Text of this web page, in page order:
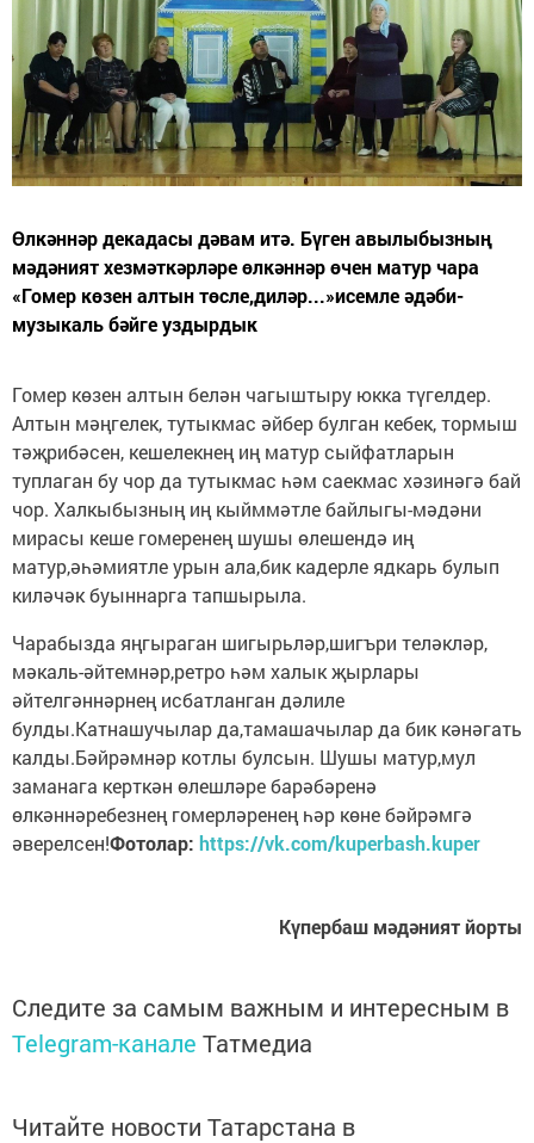
Өлкәннәр декадасы дәвам итә. Бүген авылыбызның
мәдәният хезмәткәрләре өлкәннәр өчен матур чара
«Гомер көзен алтын төсле,диләр...»исемле әдәби-
музыкаль бәйге уздырдык
Гомер көзен алтын белән чагыштыру юкка түгелдер.
Алтын мәңгелек, тутыкмас әйбер булган кебек, тормыш
тәҗрибәсен, кешелекнең иң матур сыйфатларын
туплаган бу чор да тутыкмас һәм саекмас хәзинәгә бай
чор. Халкыбызның иң кыйммәтле байлыгы-мәдәни
мирасы кеше гомеренең шушы өлешендә иң
матур,әһәмиятле урын ала,бик кадерле ядкарь булып
киләчәк буыннарга тапшырыла.
Чарабызда яңгыраган шигырьләр,шигъри теләкләр,
мәкаль-әйтемнәр,ретро һәм халык җырлары
әйтелгәннәрнең исбатланган дәлиле
булды.Катнашучылар да,тамашачылар да бик кәнәгать
калды.Бәйрәмнәр котлы булсын. Шушы матур,мул
заманага керткән өлешләре барәбәренә
өлкәннәребезнең гомерләренең һәр көне бәйрәмгә
әверелсен!Фотолар: https://vk.com/kuperbash.kuper
Күпербаш мәдәният йорты
Следите за самым важным и интересным в
Telegram-канале Татмедиа
Читайте новости Татарстана в